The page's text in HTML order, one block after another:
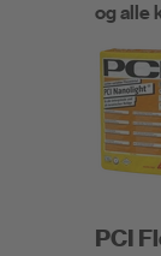
og alle
PCI